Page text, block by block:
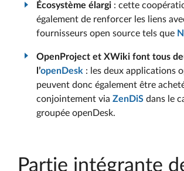
Écosystème élargi : cette
également de renforcer les liens
fournisseurs open source tels que
OpenProject et XWiki font tous
l’openDesk : les deux applications
peuvent donc également être
conjointement via ZenDiS dans le
groupée openDesk.
Partie intégrante